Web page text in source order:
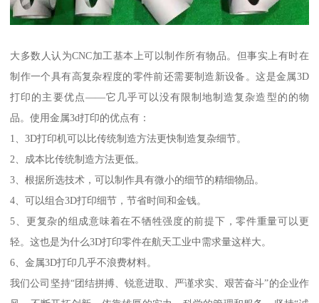
大多数人认为CNC加工基本上可以制作所有物品。但事实上有时在
制作一个具有高复杂程度的零件前还需要制造新设备。这是金属3D
打印的主要优点——它几乎可以没有限制地制造复杂造型的的物
品。使用金属3d打印的优点有：
1、3D打印机可以比传统制造方法更快制造复杂细节。
2、成本比传统制造方法更低。
3、根据所选技术，可以制作具有微小的细节的精细物品。
4、可以组合3D打印细节，节省时间和金钱。
5、更复杂的组成意味着在不牺牲强度的前提下，零件重量可以更
轻。这也是为什么3D打印零件在航天工业中需求量这样大。
6、金属3D打印几乎不浪费材料。
我们公司坚持“团结拼搏、锐意进取、严谨求实、艰苦奋斗”的企业作